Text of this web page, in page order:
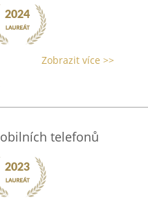
Zobrazit více >>
telefonů